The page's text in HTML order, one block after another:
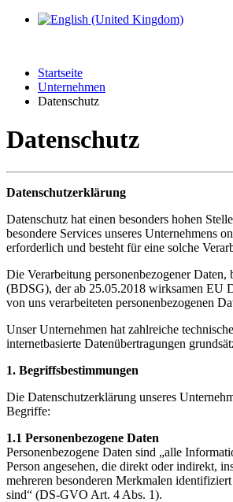
Startseite
Unternehmen
Datenschutz
Datenschutz
Datenschutz­erklärung
Datenschutz hat einen besonders hohen
besondere Services unseres Unternehmens
erforderlich und besteht für eine solche
Die Verarbeitung personenbezogener
(BDSG), der ab 25.05.2018 wirksamen EU
von uns verarbeiteten personenbezogenen
Unser Unternehmen hat zahlreiche
internetbasierte Datenübertragungen
1. Begriffs­bestimmungen
Die Datenschutzerklärung unseres
Begriffe:
1.1 Personenbezogene Daten
Personenbezogene Daten sind „alle
Person angesehen, die direkt oder indirekt,
mehreren besonderen Merkmalen
sind“ (DS-GVO Art. 4 Abs. 1).